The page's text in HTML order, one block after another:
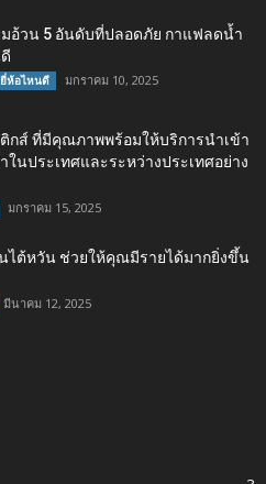
อ้วน 5 อันดับที่ปลอดภัย กาแฟลดน้ำ
ห้อไหนดี มกราคม 10, 2025
กส์ ที่มีคุณภาพพร้อมให้บริการนำเข้า
ในประเทศและระหว่างประเทศอย่าง
มกราคม 15, 2025
ไต้หวัน ช่วยให้คุณมีรายได้มากยิ่งขึ้น
มีนาคม 12, 2025